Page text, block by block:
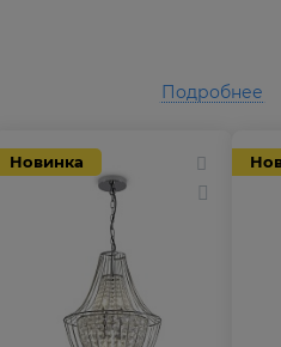
Новинка
Подробнее